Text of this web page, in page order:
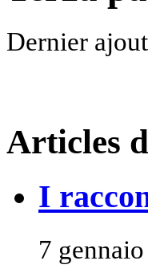
Dernier
Articles
I
7